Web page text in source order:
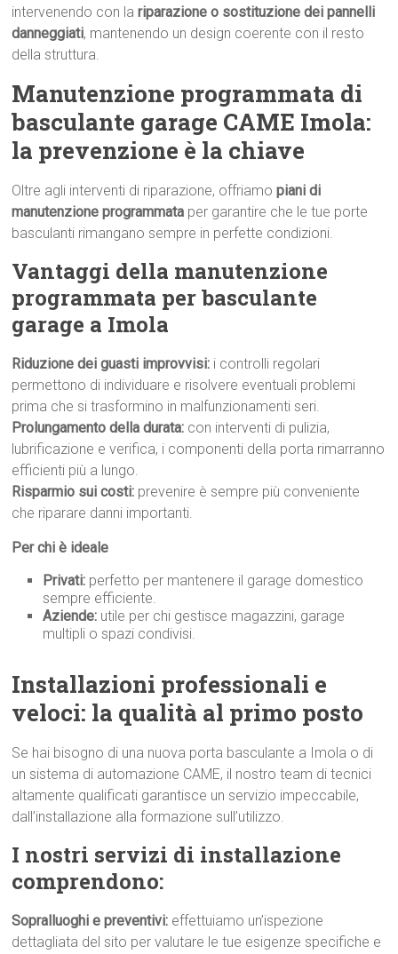
intervenendo con lariparazione o sostituzione dei pannelli
danneggiati, mantenendo un design coerente con il resto
della struttura.
Manutenzione programmata di
basculante garage CAME Imola:
la prevenzione è la chiave
Oltre agli interventi di riparazione, offriamopiani di
manutenzione programmata per garantire che le tue porte
basculanti rimangano sempre in perfette condizioni.
Vantaggi della manutenzione
programmata per basculante
garage a Imola
Riduzione dei guasti improvvisi: i controlli regolari
permettono di individuare e risolvere eventuali problemi
prima che si trasformino in malfunzionamenti seri.
Prolungamento della durata: con interventi di pulizia,
lubrificazione e verifica, i componenti della porta rimarranno
efficienti più a lungo.
Risparmio sui costi: prevenire è sempre più conveniente
che riparare danni importanti.
Per chi è ideale
Privati: perfetto per mantenere il garage domestico
sempre efficiente.
Aziende: utile per chi gestisce magazzini, garage
multipli o spazi condivisi.
Installazioni professionali e
veloci: la qualità al primo posto
Se hai bisogno di una nuova porta basculante a Imola o di
un sistema di automazione CAME, il nostro team di tecnici
altamente qualificati garantisce un servizio impeccabile,
dall’installazione alla formazione sull’utilizzo.
I nostri servizi di installazione
comprendono:
Sopralluoghi e preventivi: effettuiamo un’ispezione
dettagliata del sito per valutare le tue esigenze specifiche e